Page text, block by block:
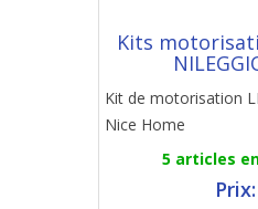
Kits
Kit de motorisation
Nice Home
5 articles